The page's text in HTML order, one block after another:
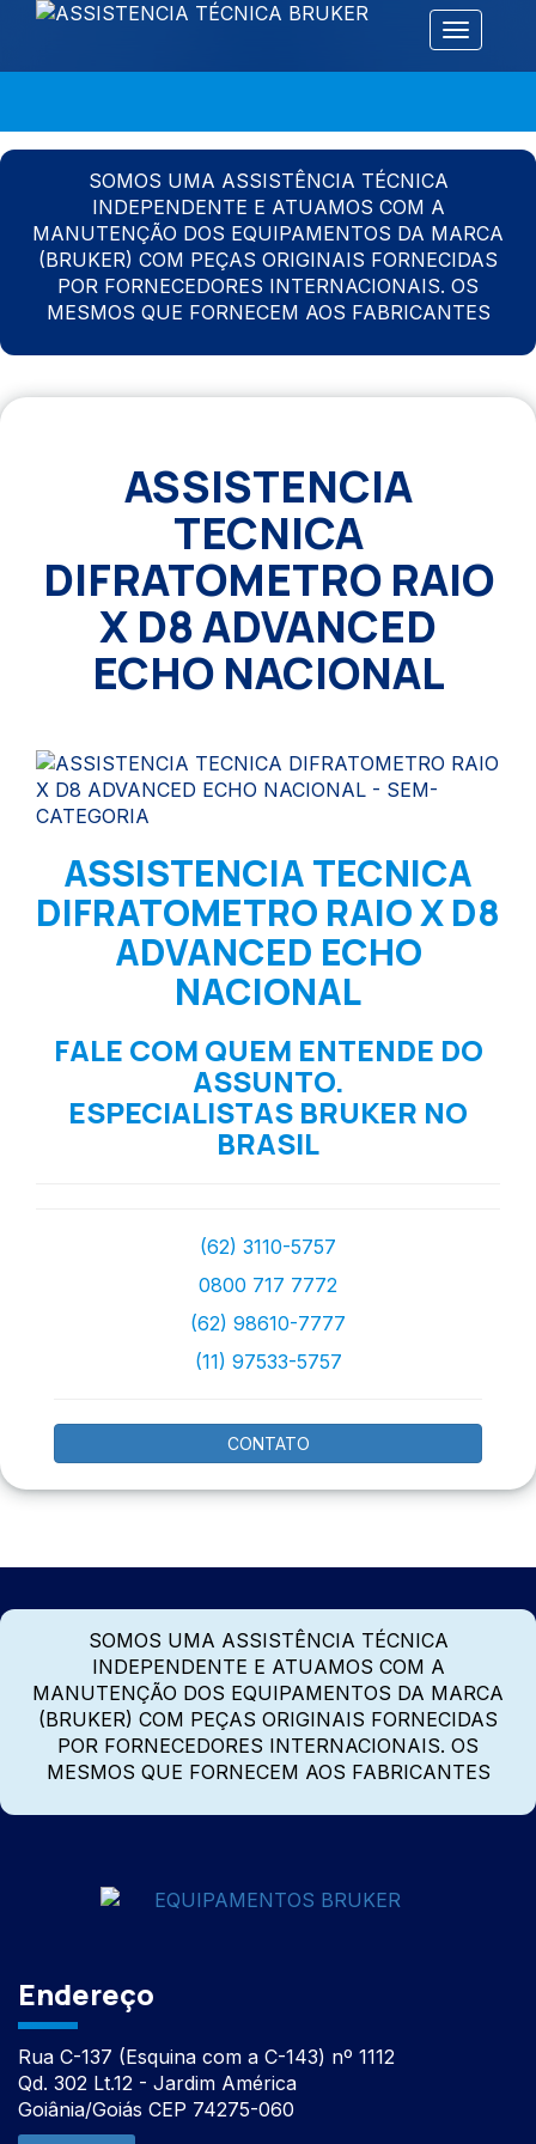
Alternar
SOMOS UMA ASSISTÊNCIA TÉCNICA
INDEPENDENTE E ATUAMOS COM A
MANUTENÇÃO DOS EQUIPAMENTOS DA MARCA
(BRUKER) COM PEÇAS ORIGINAIS FORNECIDAS
POR FORNECEDORES INTERNACIONAIS. OS
MESMOS QUE FORNECEM AOS FABRICANTES
ASSISTENCIA
TECNICA
DIFRATOMETRO RAIO
X D8 ADVANCED
ECHO NACIONAL
ASSISTENCIA TECNICA
DIFRATOMETRO RAIO X D8
ADVANCED ECHO
NACIONAL
FALE COM QUEM ENTENDE DO
ASSUNTO.
ESPECIALISTAS BRUKER NO
BRASIL
(62) 3110-5757
0800 717 7772
(62) 98610-7777
(11) 97533-5757
CONTATO
SOMOS UMA ASSISTÊNCIA TÉCNICA
INDEPENDENTE E ATUAMOS COM A
MANUTENÇÃO DOS EQUIPAMENTOS DA MARCA
(BRUKER) COM PEÇAS ORIGINAIS FORNECIDAS
POR FORNECEDORES INTERNACIONAIS. OS
MESMOS QUE FORNECEM AOS FABRICANTES
Endereço
Rua C-137 (Esquina com a C-143) nº 1112
Qd. 302 Lt.12 - Jardim América
Goiânia/Goiás CEP 74275-060